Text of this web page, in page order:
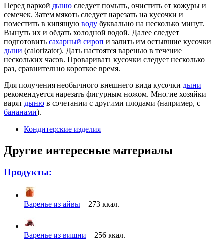
Перед варкой дыню следует помыть, очистить от кожуры и
семечек. Затем мякоть следует нарезать на кусочки и
поместить в кипящую воду буквально на несколько минут.
Вынуть их и обдать холодной водой. Далее следует
подготовить сахарный сироп и залить им остывшие кусочки
дыни (calorizator). Дать настоятся варенью в течение
нескольких часов. Проваривать кусочки следует несколько
раз, сравнительно короткое время.
Для получения необычного внешнего вида кусочки дыни
рекомендуется нарезать фигурным ножом. Многие хозяйки
варят дыню в сочетании с другими плодами (например, с
бананами).
Кондитерские изделия
Другие интересные материалы
Продукты:
Варенье из айвы – 273 ккал.
Варенье из вишни – 256 ккал.